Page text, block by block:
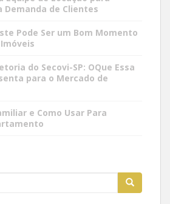
Demanda de Clientes
Pode Ser um Bom Momento
do Secovi-SP: OQue Essa
para o Mercado de
e Como Usar Para